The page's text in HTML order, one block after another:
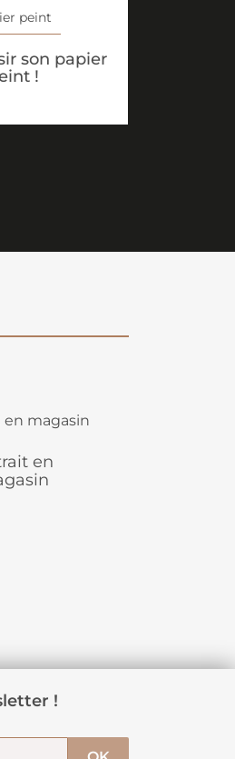
peint
son papier
!
en
!